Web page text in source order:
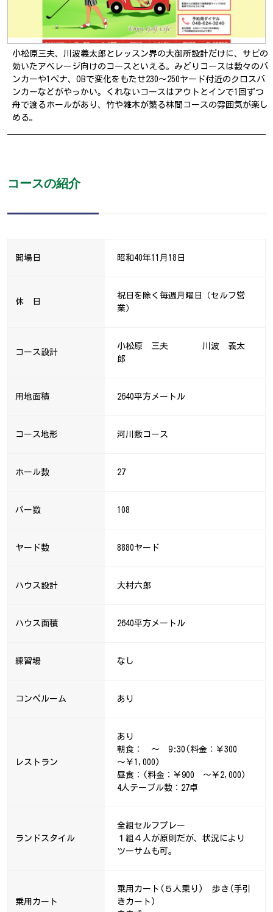
小松原三夫、川波義太郎とレッスン界の大御所設計だけに、サビの
効いたアベレージ向けのコースといえる。みどりコースは数々のバ
ンカーや1ぺナ、OBで変化をもたせ230～250ヤード付近のクロスバ
ンカーなどがやっかい。くれないコースはアウトとインで1回ずつ
舟で渡るホールがあり、竹や雑木が繁る林間コースの雰囲気が楽し
める。
コースの紹介
開場日 昭和40年11月18日
休 日
祝日を除く毎週月曜日（セルフ営
業）
コース設計
小松原 三夫 川波 義太
郎
用地面積 2640平方メートル
コース地形 河川敷コース
ホール数 27
パー数 108
ヤード数 8880ヤード
ハウス設計 大村六郎
ハウス面積 2640平方メートル
練習場 なし
コンペルーム あり
レストラン
あり
朝食： ～ 9:30(料金：￥300
～￥1,000)
昼食：(料金：￥900 ～￥2,000)
4人テーブル数：27卓
ランドスタイル
全組セルフプレー
１組４人が原則だが、状況により
ツーサムも可。
乗用カート
乗用カート(５人乗り) 歩き(手引
きカート)